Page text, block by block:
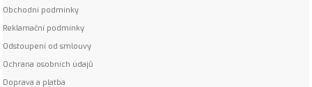
Obchodní podmínky
Reklamační podmínky
Odstoupení od smlouvy
Ochrana osobních údajů
Doprava a platba